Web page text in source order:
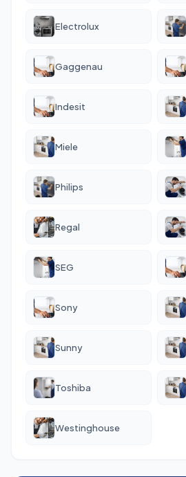
Electrolux
Gaggenau
Indesit
Miele
Philips
Regal
SEG
Sony
Sunny
Toshiba
Westinghouse